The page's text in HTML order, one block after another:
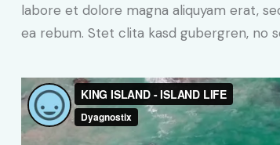
labore et dolore magna aliquyam erat,
ea rebum. Stet clita kasd gubergren, no